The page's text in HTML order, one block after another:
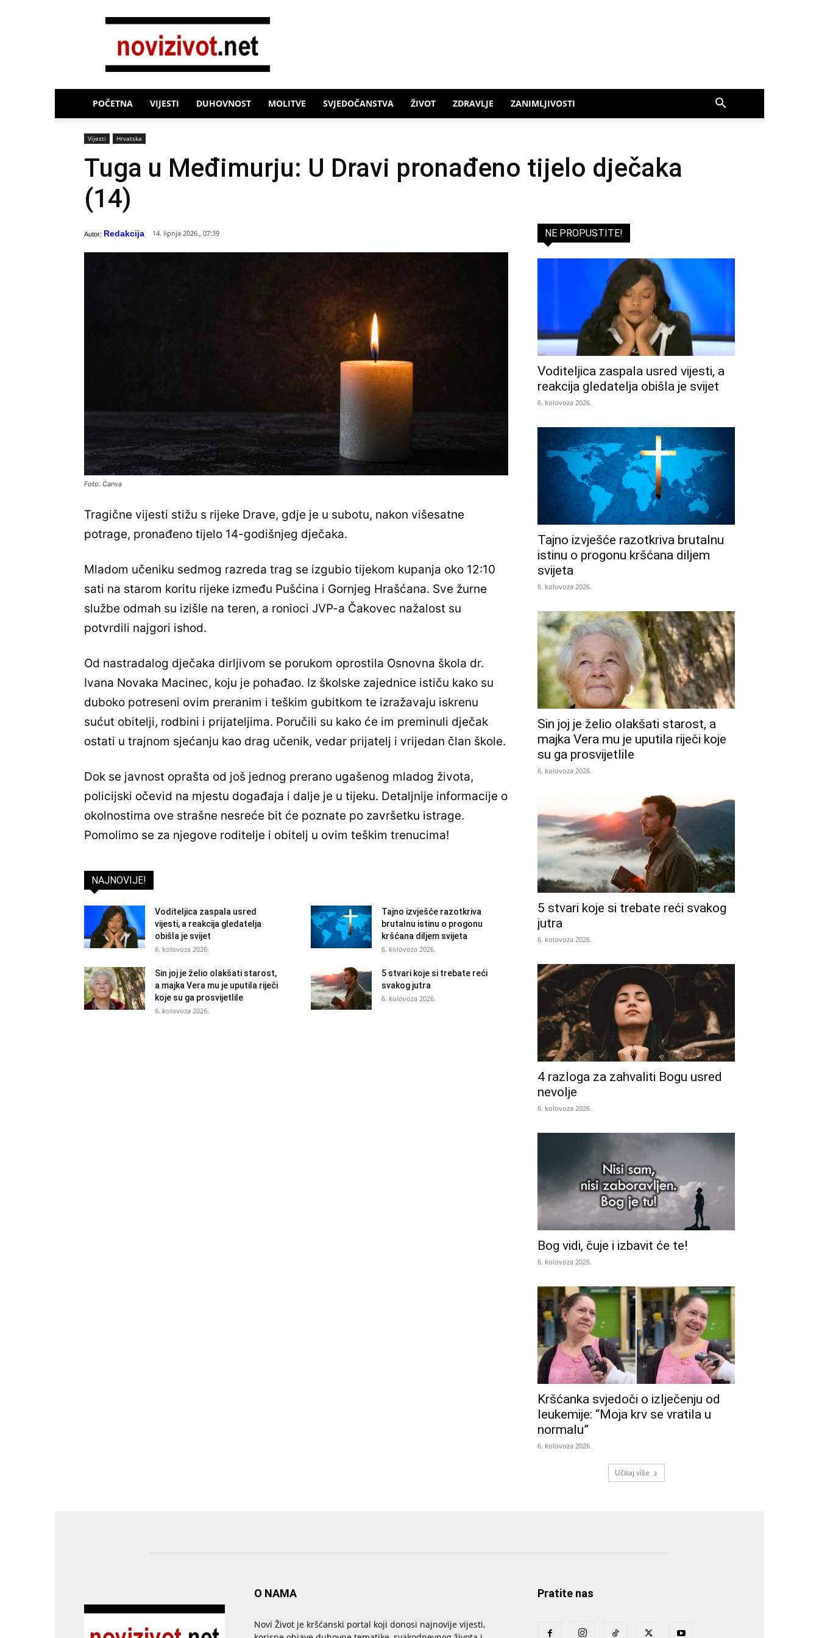
Novi
POČETNA VIJESTI DUHOVNOST MOLITVE SVJEDOČANSTVA ŽIVOT ZDRAVLJE ZANIMLJIVOSTI
Vijesti Hrvatska
Tuga u Međimurju: U Dravi pronađeno tijelo dječaka
(14)
Autor: Redakcija 14. lipnja 2026., 07:39
Foto: Canva
Tragične vijesti stižu s rijeke Drave, gdje je u subotu, nakon višesatne
potrage, pronađeno tijelo 14-godišnjeg dječaka.
Mladom učeniku sedmog razreda trag se izgubio tijekom kupanja oko 12:10
sati na starom koritu rijeke između Pušćina i Gornjeg Hrašćana. Sve žurne
službe odmah su izišle na teren, a ronioci JVP-a Čakovec nažalost su
potvrdili najgori ishod.
Od nastradalog dječaka dirljivom se porukom oprostila Osnovna škola dr.
Ivana Novaka Macinec, koju je pohađao. Iz školske zajednice ističu kako su
duboko potreseni ovim preranim i teškim gubitkom te izražavaju iskrenu
sućut obitelji, rodbini i prijateljima. Poručili su kako će im preminuli dječak
ostati u trajnom sjećanju kao drag učenik, vedar prijatelj i vrijedan član škole.
Dok se javnost oprašta od još jednog prerano ugašenog mladog života,
policijski očevid na mjestu događaja i dalje je u tijeku. Detaljnije informacije o
okolnostima ove strašne nesreće bit će poznate po završetku istrage.
Pomolimo se za njegove roditelje i obitelj u ovim teškim trenucima!
NAJNOVIJE!
Voditeljica zaspala usred
vijesti, a reakcija gledatelja
obišla je svijet
6. kolovoza 2026.
Tajno izvješće razotkriva
brutalnu istinu o progonu
kršćana diljem svijeta
6. kolovoza 2026.
Sin joj je želio olakšati starost,
a majka Vera mu je uputila riječi
koje su ga prosvijetlile
6. kolovoza 2026.
5 stvari koje si trebate reći
svakog jutra
6. kolovoza 2026.
NE PROPUSTITE!
Voditeljica zaspala usred vijesti, a
reakcija gledatelja obišla je svijet
6. kolovoza 2026.
Tajno izvješće razotkriva brutalnu
istinu o progonu kršćana diljem
svijeta
6. kolovoza 2026.
Sin joj je želio olakšati starost, a
majka Vera mu je uputila riječi koje
su ga prosvijetlile
6. kolovoza 2026.
5 stvari koje si trebate reći svakog
jutra
6. kolovoza 2026.
4 razloga za zahvaliti Bogu usred
nevolje
6. kolovoza 2026.
Bog vidi, čuje i izbavit će te!
6. kolovoza 2026.
Kršćanka svjedoči o izlječenju od
leukemije: “Moja krv se vratila u
normalu”
6. kolovoza 2026.
Učitaj više
O NAMA
Novi Život je kršćanski portal koji donosi najnovije vijesti,
Pratite nas